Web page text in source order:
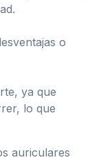
o
ya que
lo que
auriculares